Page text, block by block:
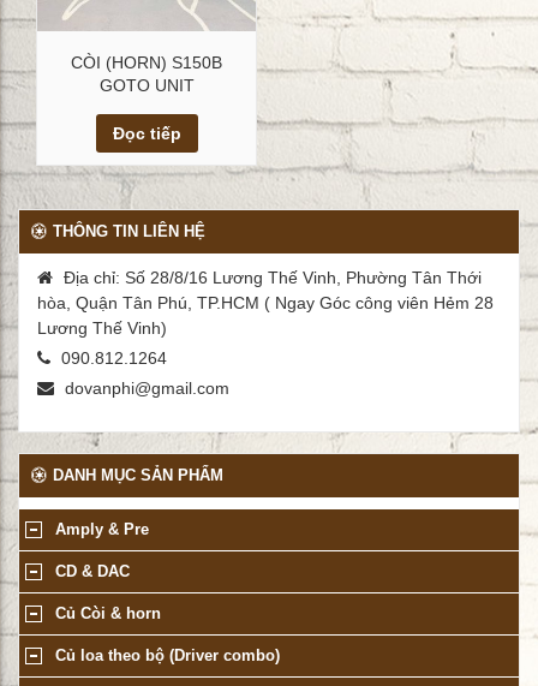
Xem chi tiết
CÒI (HORN) S150B
GOTO UNIT
Đọc tiếp
THÔNG TIN LIÊN HỆ
Địa chỉ: Số 28/8/16 Lương Thế Vinh, Phường Tân Thới
hòa, Quận Tân Phú, TP.HCM ( Ngay Góc công viên Hẻm 28
Lương Thế Vinh)
090.812.1264
dovanphi@gmail.com
DANH MỤC SẢN PHẨM
Amply & Pre
CD & DAC
Củ Còi & horn
Củ loa theo bộ (Driver combo)